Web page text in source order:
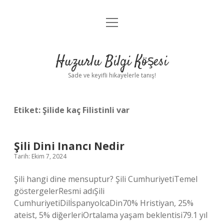
Anasayfa
Yasal Uyarı
menüyü
Huzurlu Bilgi Köşesi
Sade ve keyifli hikayelerle tanış!
Etiket:Şilide kaç Filistinli var
Şili Dini Inancı Nedir
Tarih: Ekim 7, 2024
Şili hangi dine mensuptur? Şili CumhuriyetiTemel
göstergelerResmi adıŞili
CumhuriyetiDilİspanyolcaDin70% Hristiyan, 25%
ateist, 5% diğerleriOrtalama yaşam beklentisi79.1 yıl